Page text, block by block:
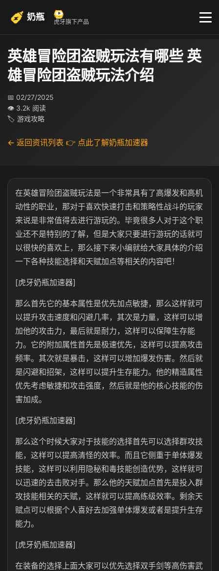
奶瓶 虎牙旗下产品
英雄冒险团盗贼玩法有哪些 英
雄冒险团盗贼玩法介绍
📅 02/27/2025
👁 3.2k 阅读
🏷 游戏攻略
← 返回资讯列表 👉 点此了解奶瓶加速器
在英雄冒险团盗贼玩法是一个非常具有了高爆发和高机
动性的职业，那对于喜欢快速打击和策略性战斗的玩家
来说是非常值得去进行游玩的。毕竟很多人对于这个职
业还不是特别的了解，但是大家只要进行游玩的话就可
以很快的喜欢上，那么接下来小编就给大家具体的介绍
一下各种技能选择和天赋加点等相关的内容吧！
[虎牙奶瓶加速器]
那么首先它的基本属性是优先加点敏捷，那么这样就可
以提升攻击速度和闪避几率，其次是力量，这样可以增
加他的攻击力，最后就是耐力，这样可以保障生存能
力。它的附加属性首先是极速优先，这样可以提高攻击
频率。其次就是暴击，这样可以增加爆发伤害。然后就
是闪避和招架，这样可以提升生存能力。他的精造属性
优先考虑敏捷和攻击强度，然后就是他的核心技能的伤
害加成。
[虎牙奶瓶加速器]
那么这个时候大家对于技能的选择首先可以选择群攻技
能，这样可以提高清怪的效率。而且它侧重于单体爆发
技能，这样可以利用隐秘和毒技能创造优势，这样就可
以迅速的去击败对手。那么他的天赋加点首先是投入群
攻技能相关的天赋，这样就可以提高练级效率。剩余天
赋点可以根据个人喜好去加强单体爆发或者是提升生存
能力。
[虎牙奶瓶加速器]
在装备的选择上面大家可以优先选择双手剑等高伤害武